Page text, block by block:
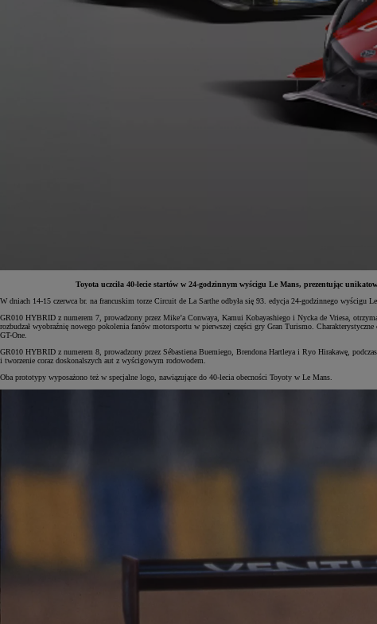
Od81 900 zł
HYBRID
Toyota uczciła 40-lecie startów w 24-godzinnym wyścigu Le Mans, prezentując
W dniach 14-15 czerwca br. na francuskim torze Circuit de La Sarthe odbyła się 93. edycja 24-godzinnego wyścigu
GR010 HYBRID z numerem 7, prowadzony przez Mike’a Conwaya, Kamui Kobayashiego i Nycka de Vriesa,
rozbudzał wyobraźnię nowego pokolenia fanów motorsportu w pierwszej części gry Gran Turismo.
GT-One.
GR010 HYBRID z numerem 8, prowadzony przez Sébastiena Buemiego, Brendona Hartleya i Ryo Hirakawę,
i tworzenie coraz doskonalszych aut z wyścigowym rodowodem.
Oba prototypy wyposażono też w specjalne logo, nawiązujące do 40-lecia obecności Toyoty w Le Mans.